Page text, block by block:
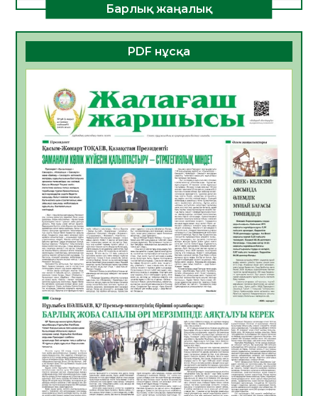
ҚҰРЫЛТАЙ САЙЛАУЫ – АЗАМАТТЫҚ
10.08.2026
15 0
Мемлекет басшысы Қасым-Жомарт
Тоқаевтың Абай күнімен құттықтауы
10.08.2026
7
«Жастар және заң мен тәртіп» атты
облыстық жайдарман ойындары өтті
10.08.2026
5
Өңірде «Кең дала-2» бағдарламасы арқылы
80 шаруашылық қаржыландырылды
09.08.2026
22
Жер ресурстары тиімді игерілуде
09.08.2026
23
Ел игілігі үшін еңбек етіп жүрген
құрылысшыларға құрмет көрсетті
08.08.2026
20
ҚЫЗЫЛОРДАДА «ЖАСЫЛ ЕЛ» ЕҢБЕК
ЖАСАҚТАРЫНЫҢ ҚАТЫСУЫМЕН
ЭКОЛОГИЯЛЫҚ СЕНБІЛІК ӨТТІ
Барлық жаңалық
PDF нұсқа